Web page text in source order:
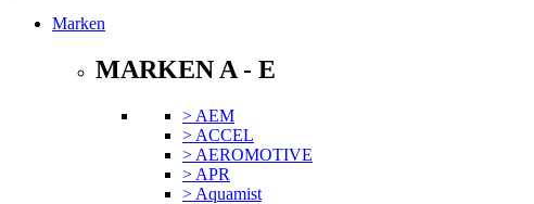
Marken
MARKEN A - E
> AEM
> ACCEL
> AEROMOTIVE
> APR
> Aquamist